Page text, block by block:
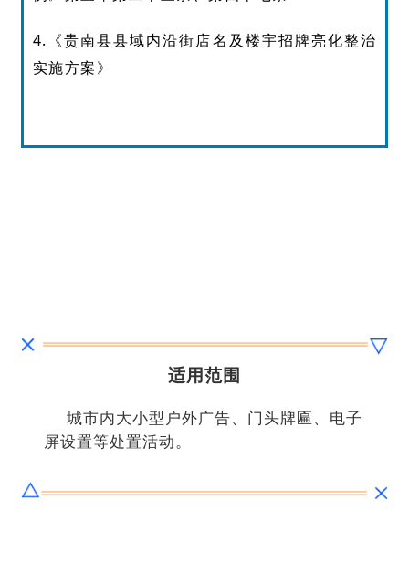
4.《贵南县县域内沿街店名及楼宇招牌亮化整治
实施方案》
适用范围
城市内大小型户外广告、门头牌匾、电子
屏设置等处置活动。